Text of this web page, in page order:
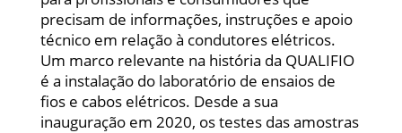
precisam de informações, instruções e apoio
técnico em relação à condutores elétricos.
Um marco relevante na história da QUALIFIO
é a instalação do laboratório de ensaios de
fios e cabos elétricos. Desde a sua
inauguração em 2020, os testes das amostras